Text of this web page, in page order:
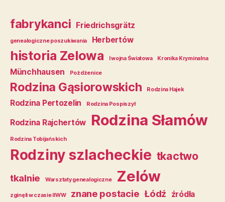
fabrykanci Friedrichsgrätz
genealogiczne poszukiwania Herbertów
historia Zelowa I wojna Światowa Kronika Kryminalna
Münchhausen Pożdżenice
Rodzina Gąsiorowskich Rodzina Hajek
Rodzina Pertozelin Rodzina Pospiszył
Rodzina Rajchertów Rodzina Słamów
Rodzina Tobijańskich
Rodziny szlacheckie tkactwo
tkalnie Warsztaty genealogiczne Zelów
zginęli w czasie IIWW znane postacie Łódź źródła